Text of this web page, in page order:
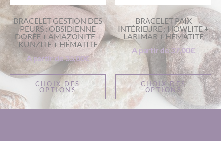
BRACELET GESTION DES
PEURS : OBSIDIENNE
DORÉE + AMAZONITE +
KUNZITE + HÉMATITE
A partir de35,00€
CHOIX DES
OPTIONS
BRACELET PAIX
INTÉRIEURE : HOWLITE +
LARIMAR + HÉMATITE
A partir de37,00€
CHOIX DES
OPTIONS